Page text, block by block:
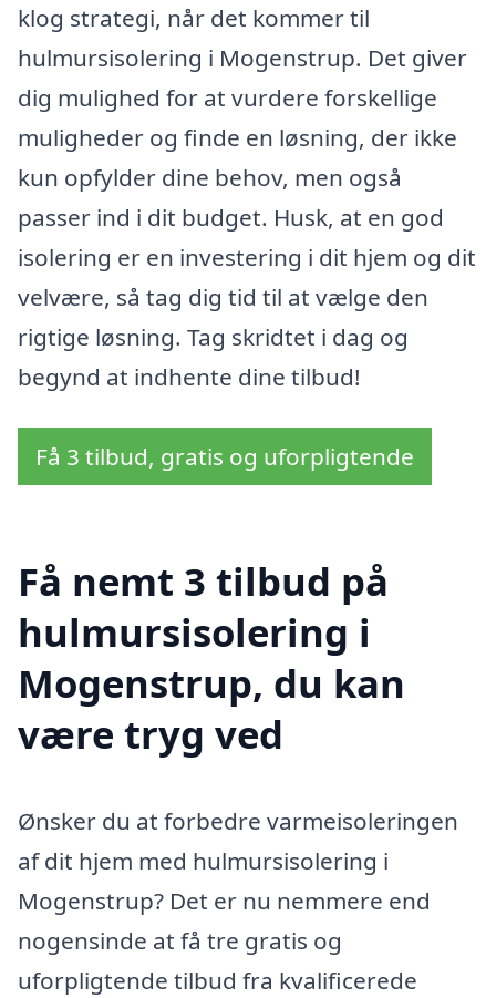
klog strategi, når det kommer til
hulmursisolering i Mogenstrup. Det giver
dig mulighed for at vurdere forskellige
muligheder og finde en løsning, der ikke
kun opfylder dine behov, men også
passer ind i dit budget. Husk, at en god
isolering er en investering i dit hjem og dit
velvære, så tag dig tid til at vælge den
rigtige løsning. Tag skridtet i dag og
begynd at indhente dine tilbud!
Få 3 tilbud, gratis og uforpligtende
Få nemt 3 tilbud på
hulmursisolering i
Mogenstrup, du kan
være tryg ved
Ønsker du at forbedre varmeisoleringen
af dit hjem med hulmursisolering i
Mogenstrup? Det er nu nemmere end
nogensinde at få tre gratis og
uforpligtende tilbud fra kvalificerede